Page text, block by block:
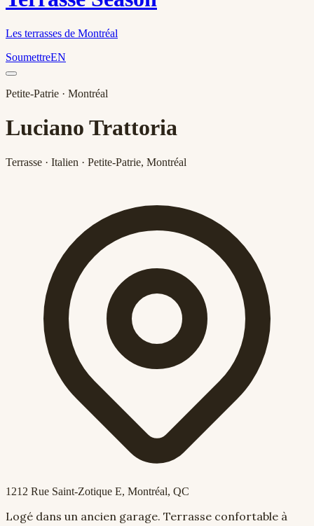
Les terrasses de Montréal
SoumettreEN
Petite-Patrie · Montréal
Luciano Trattoria
Terrasse · Italien · Petite-Patrie, Montréal
1212 Rue Saint-Zotique E, Montréal, QC
Logé dans un ancien garage. Terrasse confortable à